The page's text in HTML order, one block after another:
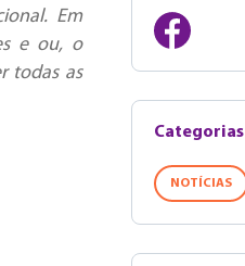
Em
e ou, o
todas as
Categorias
NOTÍCIAS